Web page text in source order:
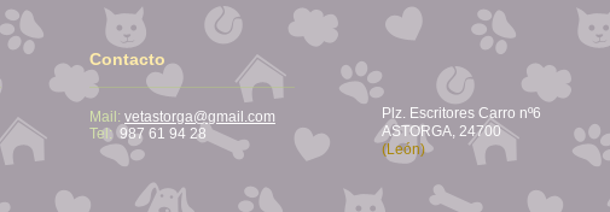
Contacto
Mail: vetastorga@gmail.com
Tel: 987 61 94 28​
Plz. Escritores Carro nº6
ASTORGA, 24700
(León)